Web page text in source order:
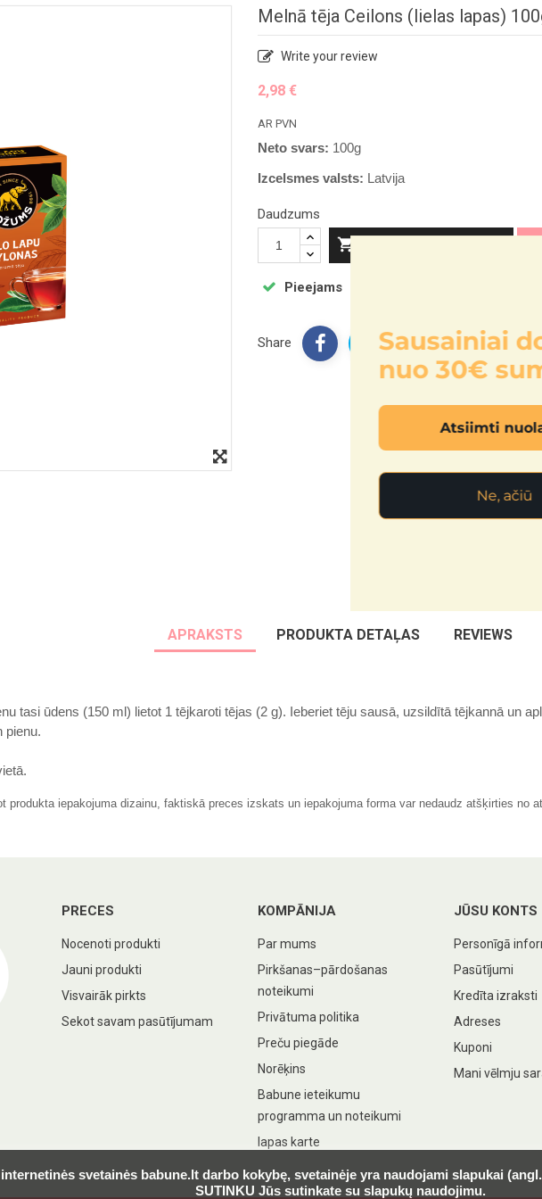
Melnā tēja Ceilons (lielas lapas)
Write your review
2,98 €
AR PVN
Neto svars: 100g
Izcelsmes valsts: Latvija
Daudzums

Pieejams
Share
APRAKSTS PRODUKTA DETAĻAS REVIEWS
tasi ūdens (150 ml) lietot 1 tējkaroti tējas (2 g). Ieberiet tēju sausā, uzsildītā tējkannā un
pienu.
produkta iepakojuma dizainu, faktiskā preces izskats un iepakojuma forma var nedaudz atšķirties no
PRECES
Nocenoti produkti
Jauni produkti
Visvairāk pirkts
Sekot savam pasūtījumam
KOMPĀNIJA
Par mums
Pirkšanas–pārdošanas
noteikumi
Privātuma politika
Preču piegāde
Norēķins
Babune ieteikumu
programma un noteikumi
lapas karte
JŪSU KONTS
Personīgā
Pasūtījumi
Kredīta izraksti
Adreses
Kuponi
Mani vēlmju
svetainės babune.lt darbo kokybę, svetainėje yra naudojami slapukai
SUTINKU Jūs sutinkate su slapukų naudojimu.
Sausainiai dovanų,